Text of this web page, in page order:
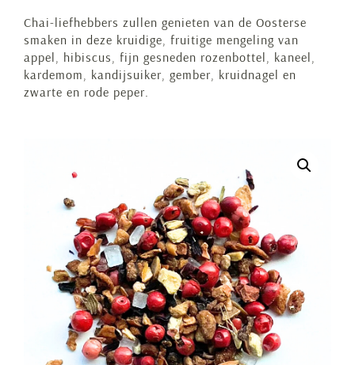
Chai-liefhebbers zullen genieten van de Oosterse
smaken in deze kruidige, fruitige mengeling van
appel, hibiscus, fijn gesneden rozenbottel, kaneel,
kardemom, kandijsuiker, gember, kruidnagel en
zwarte en rode peper.